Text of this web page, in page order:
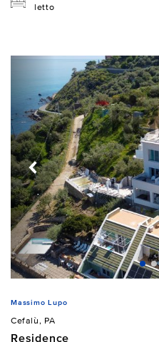
letto
Massimo Lupo
Cefalù, PA
Residence